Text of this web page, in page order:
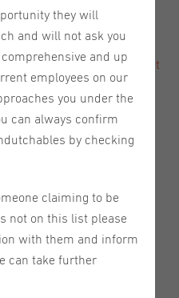
arrivez aux Pays-Bas, tout
avec la culture et
peut être très agréable et
réseau où vous pouvez
Pays-Bas et aussi
cet article, nous
qui peuvent être
aux Pays-Bas en tant
they will
and will not ask you
and up
employees on our
you under the
can always confirm
by checking
claiming to be
not on this list please
with them and inform
can take further